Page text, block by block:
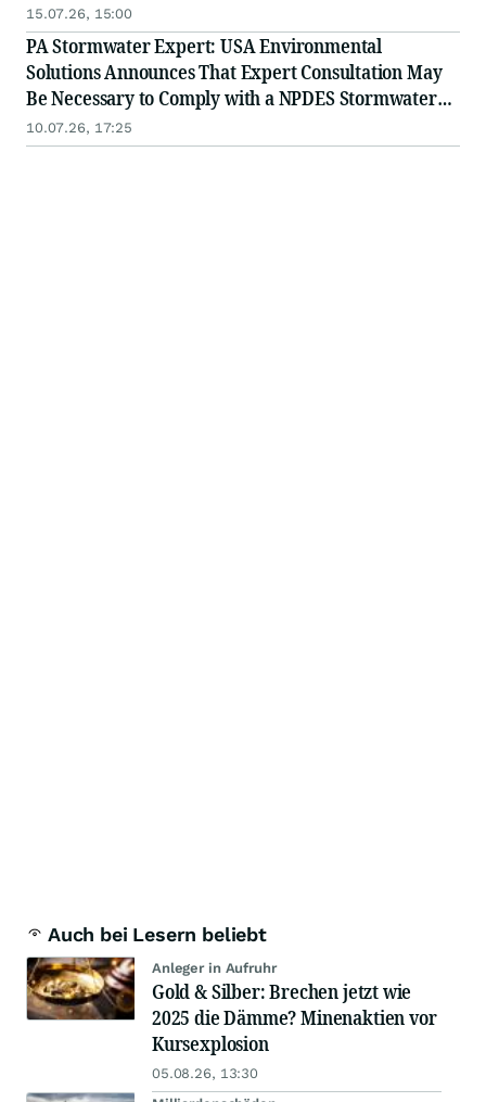
15.07.26, 15:00
PA Stormwater Expert: USA Environmental
Solutions Announces That Expert Consultation May
Be Necessary to Comply with a NPDES Stormwater
Permit under The Clean Water Act or PA Law
10.07.26, 17:25
Auch bei Lesern beliebt
Anleger in Aufruhr
Gold & Silber: Brechen jetzt wie
2025 die Dämme? Minenaktien vor
Kursexplosion
05.08.26, 13:30